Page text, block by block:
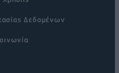
Δεδομένων